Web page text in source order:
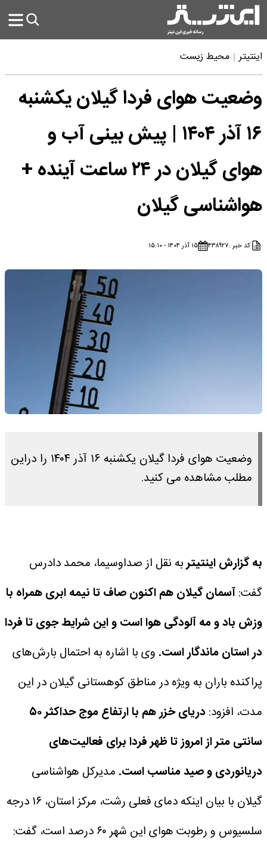
اینتیتر محیط زیست
وضعیت هوای فردا گیلان یکشنبه
۱۶ آذر ۱۴۰۴ | پیش بینی آب و
هوای گیلان در ۲۴ ساعت آینده +
هواشناسی گیلان
کد خبر :۴۳۸۹۲۷ ۱۵ آذر ۱۴۰۴ - ۱۵:۱۰
وضعیت هوای فردا گیلان یکشنبه ۱۶ آذر ۱۴۰۴ را دراین
مطلب مشاهده می کنید.
به گزارش اینتیتربه نقل از صداوسیما، محمد دادرس
گفت:آسمان گیلان هم اکنون صاف تا نیمه ابری همراه با
وزش باد و مه آلودگی هوا است و این شرایط جوی تا فردا
در استان ماندگار است. وی با اشاره به احتمال بارش‌های
پراکنده باران به ویژه در مناطق کوهستانی گیلان در این
مدت، افزود:
دریای خزر هم با ارتفاع موج حداکثر ۵۰
سانتی متر از امروز تا ظهر فردا برای فعالیت‌های
دریانوردی و صید مناسب است. مدیرکل هواشناسی
گیلان با بیان اینکه دمای فعلی رشت، مرکز استان، ۱۶ درجه
سلسیوس و رطوبت هوای این شهر ۶۰ درصد است، گفت: